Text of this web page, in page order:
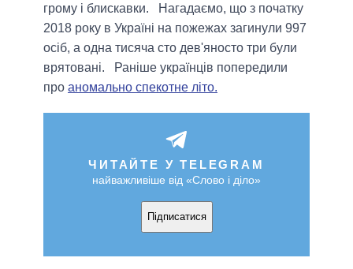
грому і блискавки. Нагадаємо, що з початку
2018 року в Україні на пожежах загинули 997
осіб, а одна тисяча сто дев'яносто три були
врятовані. Раніше українців попередили
про аномально спекотне літо.
ЧИТАЙТЕ У TELEGRAM
найважливіше від «Слово і діло»
Підписатися